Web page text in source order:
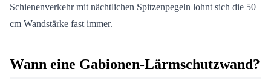
Schienenverkehr mit nächtlichen Spitzenpegeln lohnt sich die 50
cm Wandstärke fast immer.
Wann eine Gabionen-Lärmschutzwand?